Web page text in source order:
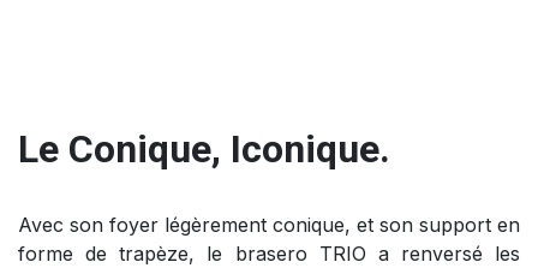
Le Conique, Iconique.
Avec son foyer légèrement conique, et son support en
forme de trapèze, le brasero TRIO a renversé les